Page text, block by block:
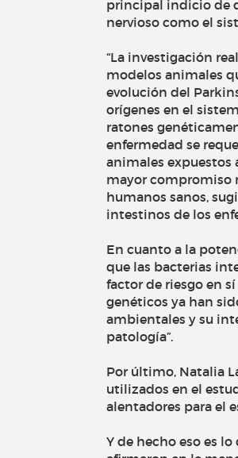
principal indicio de
nervioso como el
“La investigación
modelos animales
evolución del
orígenes en el
ratones
enfermedad se
animales expuestos
mayor compromiso
humanos sanos,
intestinos de los
En cuanto a la
que las bacterias
factor de riesgo en
genéticos ya han
ambientales y su
patología”.
Por último, Natalia
utilizados en el
alentadores para el
Y de hecho eso es